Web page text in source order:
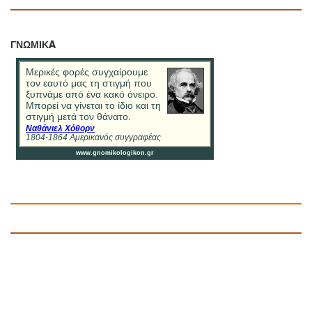
ΓΝΩΜΙΚA